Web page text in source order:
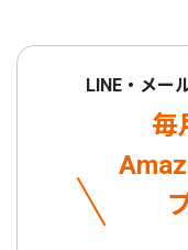
LINE・メー
毎